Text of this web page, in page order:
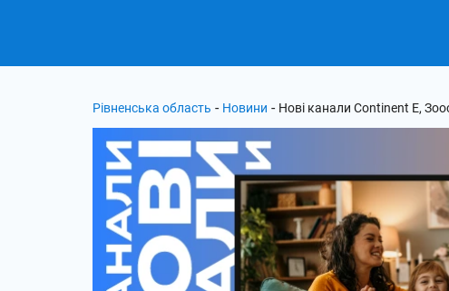
Рівненська область - Новини - Нові канали Continent E,